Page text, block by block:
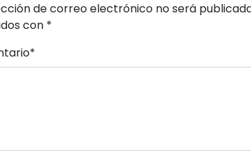
de correo electrónico no será
con *
*